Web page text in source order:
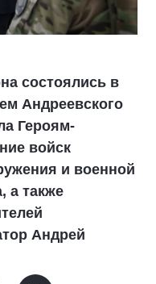
состоялись в
Андреевского
Героям-
войск
и военной
а также
Андрей